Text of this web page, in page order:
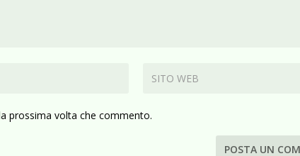
prossima volta che commento.